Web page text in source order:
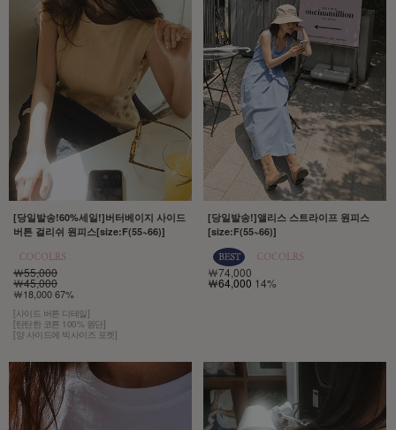
[당일발송!60%세일!]버터베이지 사이드
버튼 걸리쉬 원피스[size:F(55~66)]
￦55,000
￦45,000
￦18,000 67%
[사이드 버튼 디테일]
[탄탄한 코튼 100% 원단]
[양 사이드에 빅사이즈 포켓]
[당일발송!]앨리스 스트라이프 원피스
[size:F(55~66)]
￦74,000
￦64,000 14%